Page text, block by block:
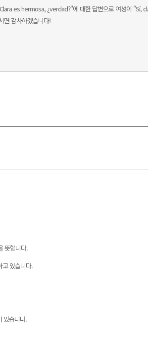
es hermosa, ¿verdad?"에 대한 답변으로 여성이
면 감사하겠습니다!
뜻합니다.
고 있습니다.
있습니다.